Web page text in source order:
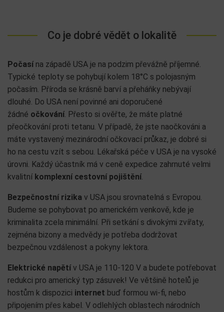
Co je dobré vědět o lokalitě
Počasína západě USA je na podzim převážně příjemné.
Typické teploty se pohybují kolem 18°C s polojasným
počasím. Příroda se krásně barví a přeháňky nebývají
dlouhé. Do USA není povinné ani doporučené
žádné očkování. Přesto si ověřte, že máte platné
přeočkování proti tetanu. V případě, že jste naočkováni a
máte vystavený mezinárodní očkovací průkaz, je dobré si
ho na cestu vzít s sebou. Lékařská péče v USA je na vysoké
úrovni. Každý účastník má v ceně expedice zahrnuté velmi
kvalitní komplexní cestovní pojištění.
Bezpečnostní rizika v USA jsou srovnatelná s Evropou.
Budeme se pohybovat po americkém venkově, kde je
kriminalita zcela minimální. Při setkání s divokými zvířaty,
zejména bizony a medvědy je potřeba dodržovat
bezpečnou vzdálenost a pokyny lektora.
Elektrické napětív USA je 110-120 V a budete potřebovat
redukci pro americký typ zásuvek! Ve většině hotelů je
hostům k dispozici internet buď formou wi-fi, nebo
připojením přes kabel. V odlehlých oblastech národních